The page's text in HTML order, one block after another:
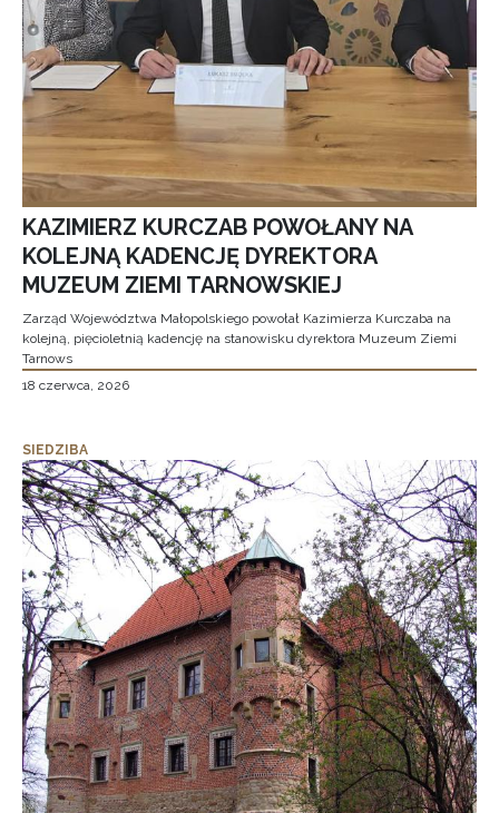
KAZIMIERZ KURCZAB POWOŁANY NA
KOLEJNĄ KADENCJĘ DYREKTORA
MUZEUM ZIEMI TARNOWSKIEJ
Zarząd Województwa Małopolskiego powołał Kazimierza Kurczaba na
kolejną, pięcioletnią kadencję na stanowisku dyrektora Muzeum Ziemi
Tarnows
18 czerwca, 2026
SIEDZIBA